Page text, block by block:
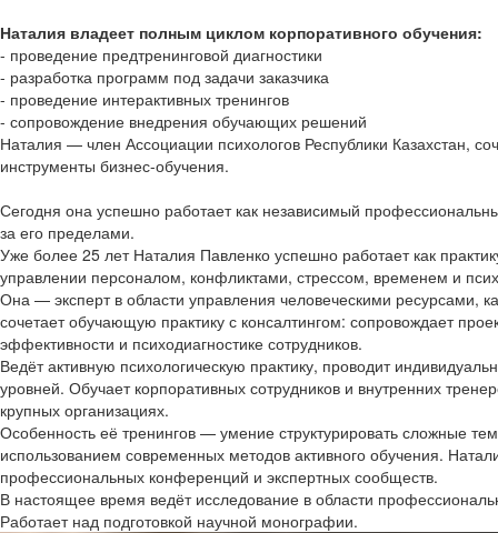
Наталия владеет полным циклом корпоративного обучения:
- проведение предтренинговой диагностики
- разработка программ под задачи заказчика
- проведение интерактивных тренингов
- сопровождение внедрения обучающих решений
Наталия — член Ассоциации психологов Республики Казахстан,
инструменты бизнес-обучения.
Сегодня она успешно работает как независимый
за его пределами.
Уже более 25 лет Наталия Павленко успешно работает как
управлении персоналом, конфликтами, стрессом, временем и
Она — эксперт в области управления человеческими ресурсами,
сочетает обучающую практику с консалтингом: сопровождает
эффективности и психодиагностике сотрудников.
Ведёт активную психологическую практику, проводит
уровней. Обучает корпоративных сотрудников и внутренних
крупных организациях.
Особенность её тренингов — умение структурировать сложные
использованием современных методов активного обучения.
профессиональных конференций и экспертных сообществ.
В настоящее время ведёт исследование в области
Работает над подготовкой научной монографии.